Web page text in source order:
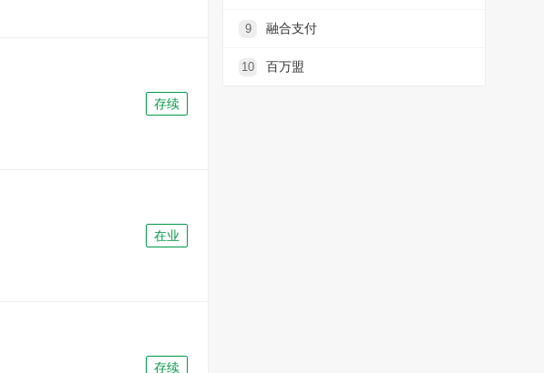
存续
在业
存续
9 融合支付
10 百万盟